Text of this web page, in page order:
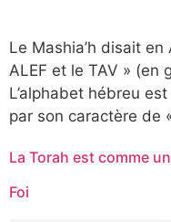
Le Mashia’h disait
ALEF et le TAV » (en
L’alphabet hébreu
par son caractère de
La Torah est comme
Foi